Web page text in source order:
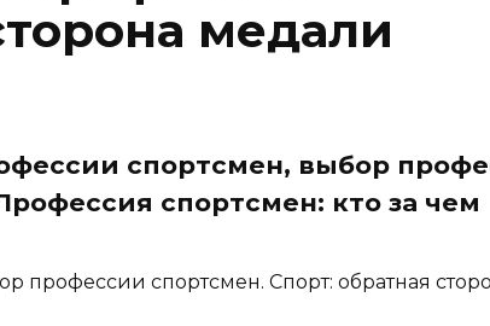
медали
спортсмен, выбор
спортсмен: кто за чем
профессии спортсмен. Спорт: обратная